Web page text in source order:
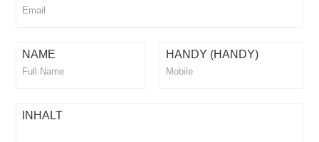
NAME HANDY (HANDY)
INHALT